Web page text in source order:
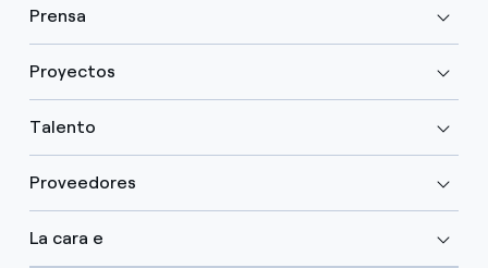
Prensa
Proyectos
Talento
Proveedores
La cara e